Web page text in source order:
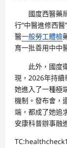
國度西醫藥
行“中醫進修西醫”
醫一般勞工體檢
育一批善用中中
此外，國度
現，2026年持續
她進入了一種極
機制。發布會，
端，都成了她追
安康科普辦事融